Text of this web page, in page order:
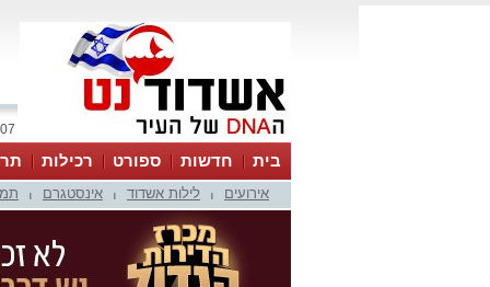
07 אוגוסט 2026 / 03:05
בית חדשות ספורט רכילות
אירועים לילות אשדוד אינסטגרם